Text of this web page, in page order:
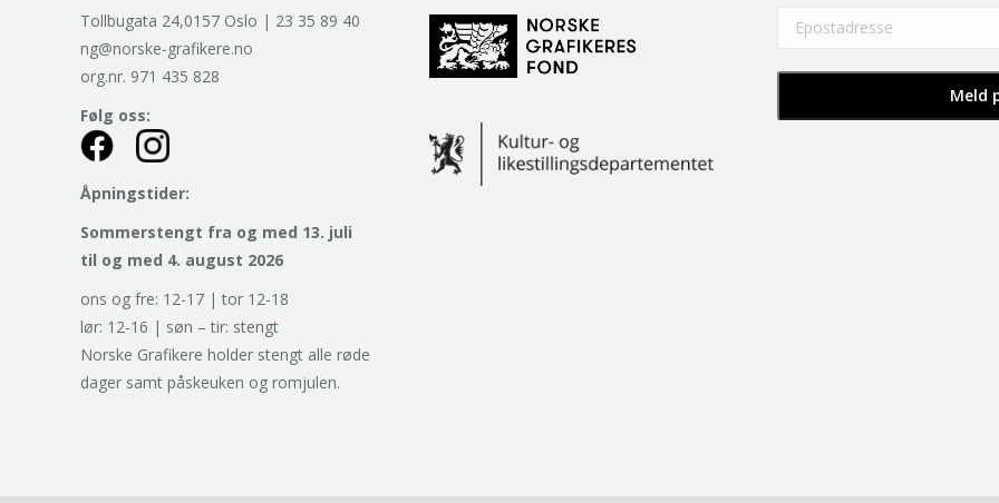
Tollbugata 24,0157 Oslo | 23 35 89 40
ng@norske-grafikere.no
org.nr. 971 435 828
Følg oss:
Åpningstider:
Sommerstengt fra og med 13. juli
til og med 4. august 2026
ons og fre: 12-17 | tor 12-18
lør: 12-16 | søn – tir: stengt
Norske Grafikere holder stengt alle røde
dager samt påskeuken og romjulen.